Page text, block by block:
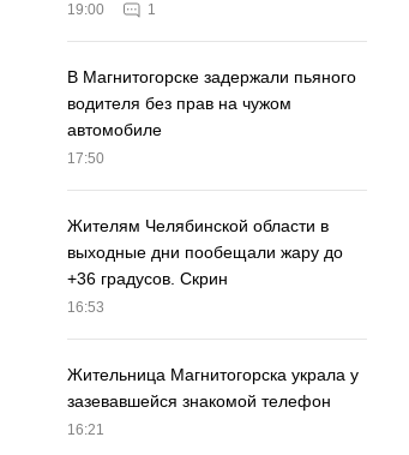
19:00 1
В Магнитогорске задержали пьяного
водителя без прав на чужом
автомобиле
17:50
Жителям Челябинской области в
выходные дни пообещали жару до
+36 градусов. Скрин
16:53
Жительница Магнитогорска украла у
зазевавшейся знакомой телефон
16:21